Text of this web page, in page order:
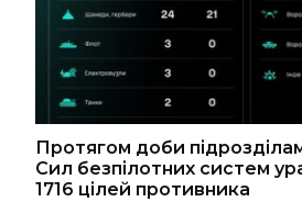
Протягом доби
Сил безпілотних систем
1716 цілей противника